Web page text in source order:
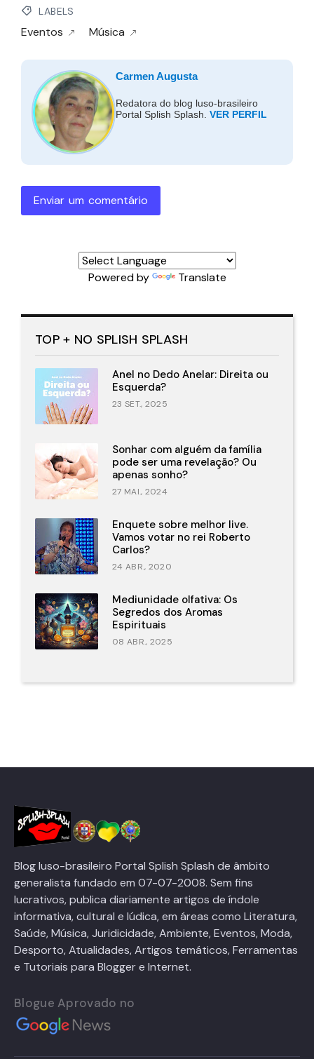
LABELS
Eventos Música
Carmen Augusta
Redatora do blog luso-brasileiro
Portal Splish Splash. VER PERFIL
Enviar um comentário
Powered by Translate
TOP + NO SPLISH SPLASH
Anel no Dedo Anelar: Direita ou
Esquerda?
23 SET., 2025
Sonhar com alguém da família
pode ser uma revelação? Ou
apenas sonho?
27 MAI., 2024
Enquete sobre melhor live.
Vamos votar no rei Roberto
Carlos?
24 ABR., 2020
Mediunidade olfativa: Os
Segredos dos Aromas
Espirituais
08 ABR., 2025
Blog luso-brasileiro Portal Splish Splash de âmbito
generalista fundado em 07-07-2008. Sem fins
lucrativos, publica diariamente artigos de índole
informativa, cultural e lúdica, em áreas como Literatura,
Saúde, Música, Juridicidade, Ambiente, Eventos, Moda,
Desporto, Atualidades, Artigos temáticos, Ferramentas
e Tutoriais para Blogger e Internet.
Blogue Aprovado no